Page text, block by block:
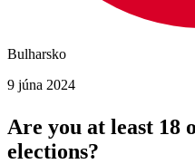
Bulharsko
9 júna 2024
Are you at least 18
elections?